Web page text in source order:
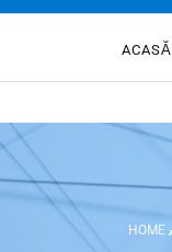
ACASĂ
HOME